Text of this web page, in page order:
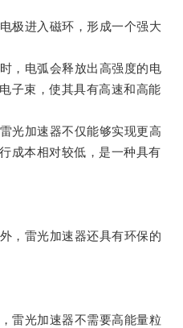
进入磁环，形成一个强大
电弧会释放出高强度的电
子束，使其具有高速和高能
加速器不仅能够实现更高
成本相对较低，是一种具有
雷光加速器还具有环保的
光加速器不需要高能量粒